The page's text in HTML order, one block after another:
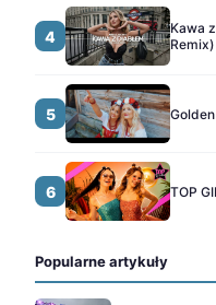
4
Kawa
Remix)
5
6 TOP
Popularne artykuły